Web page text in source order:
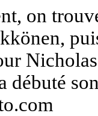
on
débuté